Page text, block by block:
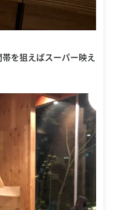
を狙えばスーパー映え